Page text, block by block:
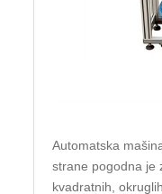
Automatska
strane pogodna je
kvadratnih,